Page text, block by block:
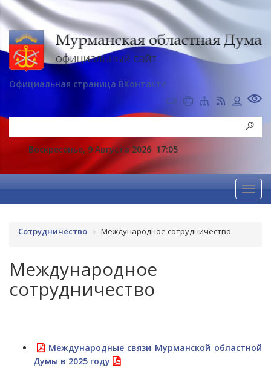
Официальная страница ВКонтакте
Воскресенье, 9 Августа 2026 17:05
Сотрудничество Международное сотрудничество
Международное
сотрудничество
Международные связи Мурманской областной
Думы в 2025 году